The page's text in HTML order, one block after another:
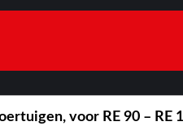
voor RE 90 – RE